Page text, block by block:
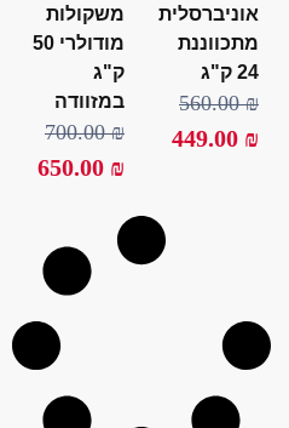
אוניברסלית
מתכווננת
560.00
449.00
משקולות
מודולרי 50
במזוודה
700.00
650.00